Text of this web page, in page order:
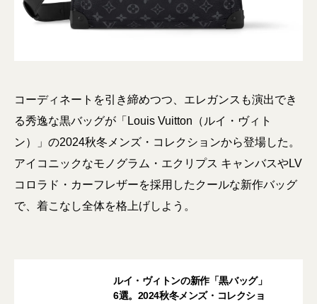
コーディネートを引き締めつつ、エレガンスも演出でき
る秀逸な黒バッグが「Louis Vuitton（ルイ・ヴィト
ン）」の2024秋冬メンズ・コレクションから登場した。
アイコニックなモノグラム・エクリプス キャンバスやLV
コロラド・カーフレザーを採用したクールな新作バッグ
で、着こなし全体を格上げしよう。
ルイ・ヴィトンの新作「黒バッグ」
6選。2024秋冬メンズ・コレクショ